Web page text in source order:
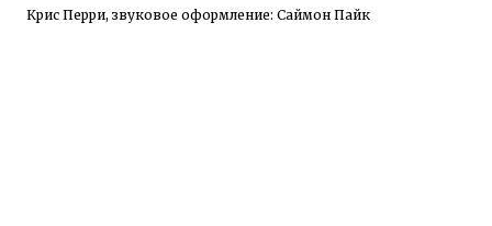
Крис Перри, звуковое оформление: Саймон Пайк